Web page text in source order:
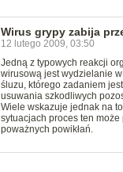
Wirus grypy zabija
12 lutego 2009, 03:50
Jedną z typowych reakcji
wirusową jest wydzielanie
śluzu, którego zadaniem
usuwania szkodliwych
Wiele wskazuje jednak na
sytuacjach proces ten
poważnych powikłań.